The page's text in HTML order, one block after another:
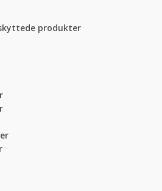
produkter